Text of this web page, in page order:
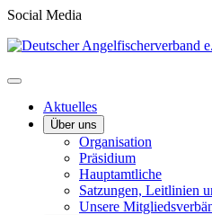
Social Media
Aktuelles
Über uns
Organisation
Präsidium
Hauptamtliche
Satzungen, Leitlinien
Unsere